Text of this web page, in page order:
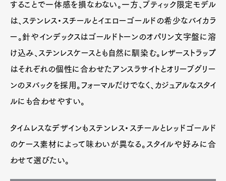
することで一体感を損なわない。一方、ブティック限定モデル
は、ステンレス・スチールとイエローゴールドの希少なバイカラ
ー。針やインデックスはゴールドトーンのオパリン文字盤に溶
け込み、ステンレスケースとも自然に馴染む。レザーストラップ
はそれぞれの個性に合わせたアンスラサイトとオリーブグリー
ンのヌバックを採用。フォーマルだけでなく、カジュアルなスタイ
ルにも合わせやすい。
タイムレスなデザインもステンレス・スチールとレッドゴールド
のケース素材によって味わいが異なる。スタイルや好みに合
わせて選びたい。